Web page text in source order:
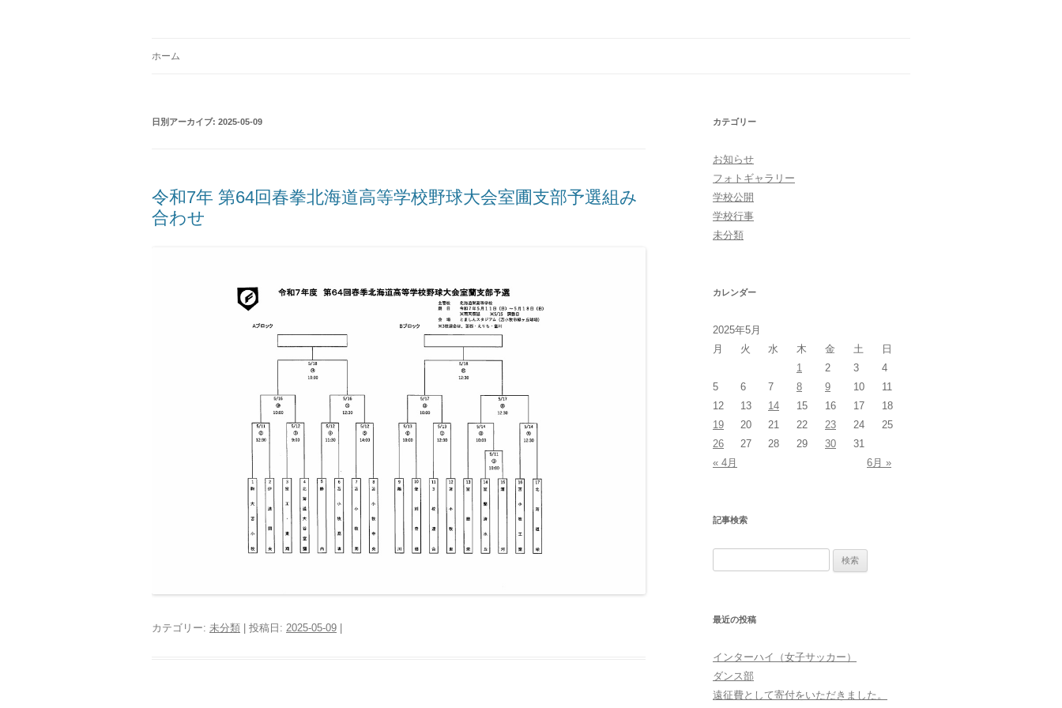
へ
ホーム
日別アーカイブ: 2025-05-09
令和7年 第64回春拳北海道高等学校野球大会室圃支部予選組み
合わせ
カテゴリー: 未分類 | 投稿日: 2025-05-09
カテゴリー
お知らせ
フォトギャラリー
学校公開
学校行事
未分類
カレンダー
2025年5月
月
火 水 木 金 土
日
1
2 3
4
5
6 7 8 9 10
11
12
13 14 15 16 17
18
19
20 21 22 23 24
25
26
27 28 29 30
31
« 4月
6月 »
記事検索
最近の投稿
インターハイ（女子サッカー）
ダンス部
遠征費として寄付をいただきました。